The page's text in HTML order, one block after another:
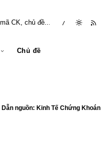
/
Chủ đề
Dẫn nguồn: Kinh Tế Chứng Khoán